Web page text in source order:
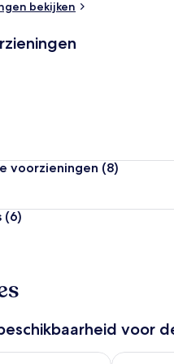
bekijken
voorzieningen (8)
(6)
voor
voor vanavond
De